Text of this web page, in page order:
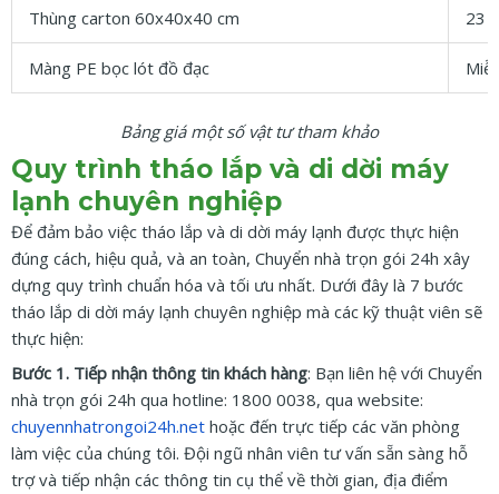
Thùng carton 60x40x40 cm 23
Màng PE bọc lót đồ đạc
Bảng giá một số vật tư tham khảo
Quy trình tháo lắp và di dời máy
lạnh chuyên nghiệp
Để đảm bảo việc tháo lắp và di dời máy lạnh được thực hiện
đúng cách, hiệu quả, và an toàn, Chuyển nhà trọn gói 24h xây
dựng quy trình chuẩn hóa và tối ưu nhất. Dưới đây là 7 bước
tháo lắp di dời máy lạnh chuyên nghiệp mà các kỹ thuật viên sẽ
thực hiện:
Bước 1. Tiếp nhận thông tin khách hàng: Bạn liên hệ với Chuyển
nhà trọn gói 24h qua hotline: 1800 0038, qua website:
chuyennhatrongoi24h.net hoặc đến trực tiếp các văn phòng
làm việc của chúng tôi. Đội ngũ nhân viên tư vấn sẵn sàng hỗ
trợ và tiếp nhận các thông tin cụ thể về thời gian, địa điểm